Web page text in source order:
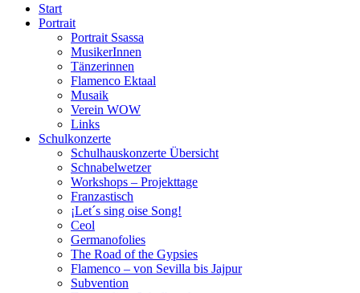
Start
Portrait
Portrait Ssassa
MusikerInnen
Tänzerinnen
Flamenco Ektaal
Musaik
Verein WOW
Links
Schulkonzerte
Schulhauskonzerte Übersicht
Schnabelwetzer
Workshops – Projekttage
Franzastisch
¡Let´s sing oise Song!
Ceol
Germanofolies
The Road of the Gypsies
Flamenco – von Sevilla bis Jajpur
Subvention